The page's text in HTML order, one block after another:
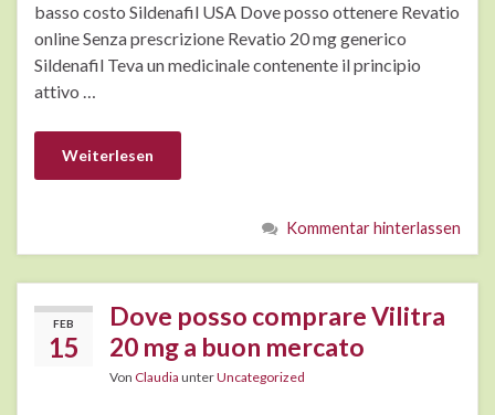
basso costo Sildenafil USA Dove posso ottenere Revatio
online Senza prescrizione Revatio 20 mg generico
Sildenafil Teva un medicinale contenente il principio
attivo …
Weiterlesen
Kommentar hinterlassen
FEB
15
Dove posso comprare Vilitra
20 mg a buon mercato
Von Claudia unterUncategorized